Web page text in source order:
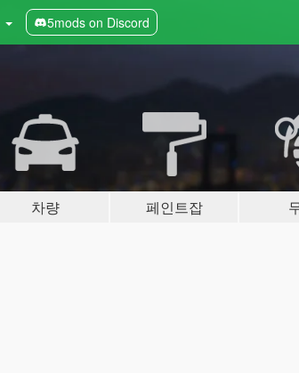
5mods on Discord
차량 페인트잡